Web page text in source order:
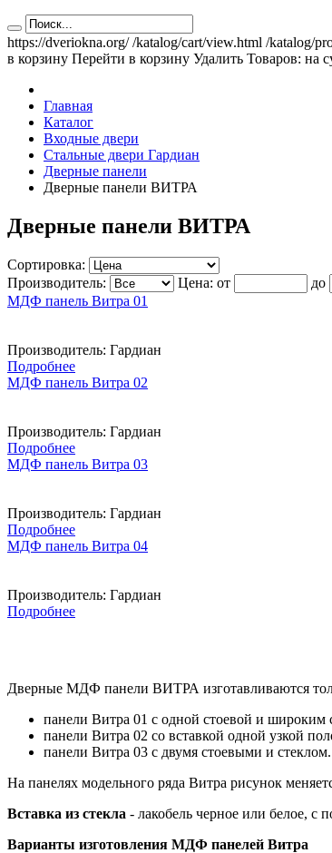
https://dveriokna.org/ /katalog/cart/view.html /katalog/
в корзину Перейти в корзину Удалить Товаров: на
Главная
Каталог
Входные двери
Стальные двери Гардиан
Дверные панели
Дверные панели ВИТРА
Дверные панели ВИТРА
Сортировка:
Производитель:
Цена: от до
МДФ панель Витра 01
Производитель: Гардиан
Подробнее
МДФ панель Витра 02
Производитель: Гардиан
Подробнее
МДФ панель Витра 03
Производитель: Гардиан
Подробнее
МДФ панель Витра 04
Производитель: Гардиан
Подробнее
Дверные МДФ панели ВИТРА изготавливаются
панели Витра 01 с одной стоевой и широким
панели Витра 02 со вставкой одной узкой
панели Витра 03 с двумя стоевыми и стеклом.
На панелях модельного ряда Витра рисунок
Вставка из стекла - лакобель черное или белое, с
Варианты изготовления МДФ панелей Витра